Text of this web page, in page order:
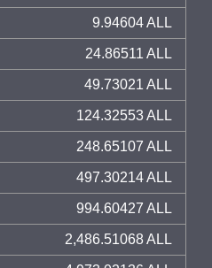
9.94604 ALL
24.86511 ALL
49.73021 ALL
124.32553 ALL
248.65107 ALL
497.30214 ALL
994.60427 ALL
2,486.51068 ALL